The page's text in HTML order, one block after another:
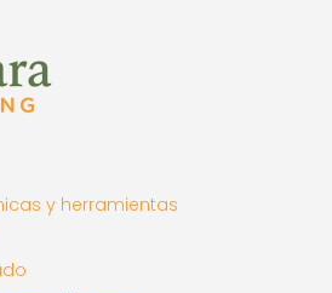
y herramientas